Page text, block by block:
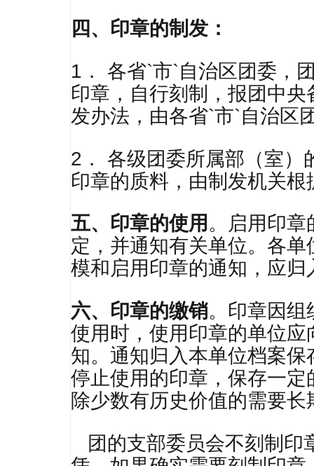
四、印章的制发：
1． 各省`市`自治区团委，
印章，自行刻制，报团中
发办法，由各省`市`自治区
2． 各级团委所属部（室）
印章的质料，由制发机关
五、印章的使用 。启用印章
定，并通知有关单位。各
模和启用印章的通知，应
六、印章的缴销。印章因组
使用时，使用印章的单位
知。通知归入本单位档案
停止使用的印章，保存一
除少数有历史价值的需要
团的支部委员会不刻制印